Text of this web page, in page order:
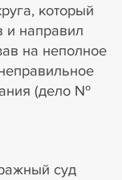
который
и направил
на неполное
(дело №
суд